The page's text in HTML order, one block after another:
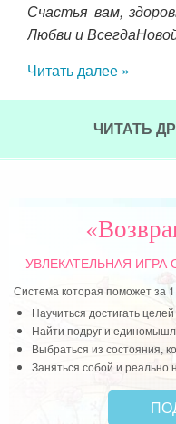
Счастья вам,
Любви и
Читать далее »
ЧИТАТЬ
УВЛЕКАТЕЛЬНАЯ ИГРА
Система которая поможет за
Научиться достигать
Найти подруг и
Выбраться из состояния,
Заняться собой и реально